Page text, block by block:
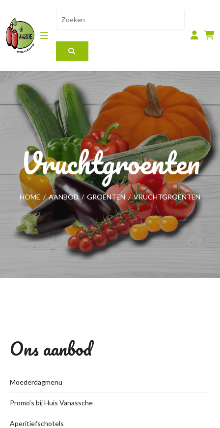
Vruchtgroenten
HOME / AANBOD / GROENTEN / VRUCHTGROENTEN
Ons aanbod
Moederdagmenu
Promo's bij Huis Vanassche
Aperitiefschotels